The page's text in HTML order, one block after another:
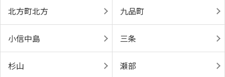
北方町北方 九品町
小信中島 三条
杉山 瀬部